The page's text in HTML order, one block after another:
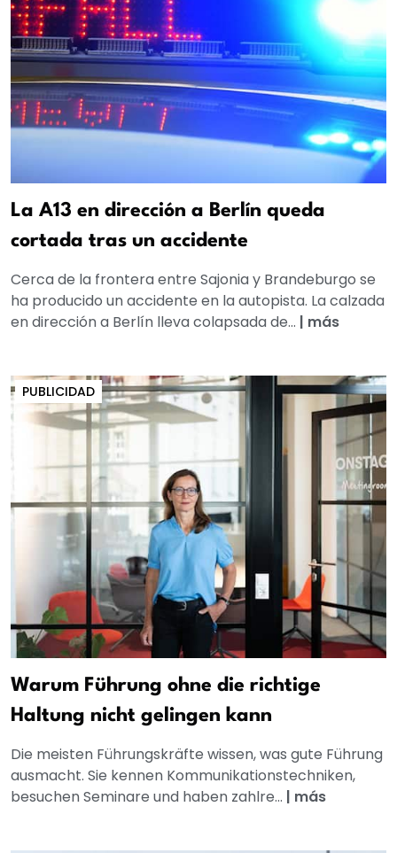
La A13 en dirección a Berlín queda
cortada tras un accidente
Cerca de la frontera entre Sajonia y Brandeburgo se
ha producido un accidente en la autopista. La calzada
en dirección a Berlín lleva colapsada de... | más
PUBLICIDAD
Warum Führung ohne die richtige
Haltung nicht gelingen kann
Die meisten Führungskräfte wissen, was gute Führung
ausmacht. Sie kennen Kommunikationstechniken,
besuchen Seminare und haben zahlre... | más